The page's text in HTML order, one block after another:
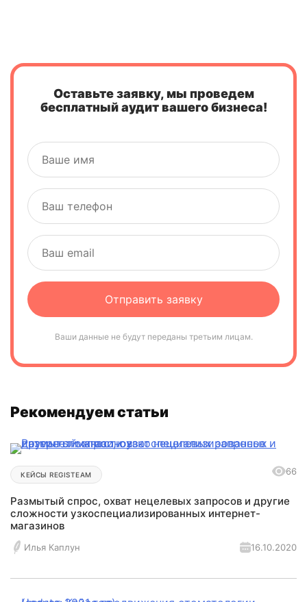
Оставьте заявку, мы проведем
бесплатный аудит вашего бизнеса!
Ваши данные не будут переданы третьим лицам.
Рекомендуем статьи
КЕЙСЫ REGISTEAM 66
Размытый спрос, охват нецелевых запросов и другие
сложности узкоспециализированных интернет-
магазинов
Илья Каплун 16.10.2020